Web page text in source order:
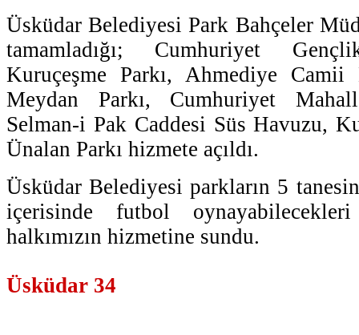
Üsküdar Belediyesi Park Bahçeler
tamamladığı; Cumhuriyet
Kuruçeşme Parkı, Ahmediye Camii
Meydan Parkı, Cumhuriyet
Selman-i Pak Caddesi Süs Havuzu,
Ünalan Parkı hizmete açıldı.
Üsküdar Belediyesi parkların 5
içerisinde futbol
halkımızın hizmetine sundu.
Üsküdar 34